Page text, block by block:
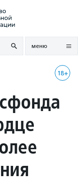
меню
18+